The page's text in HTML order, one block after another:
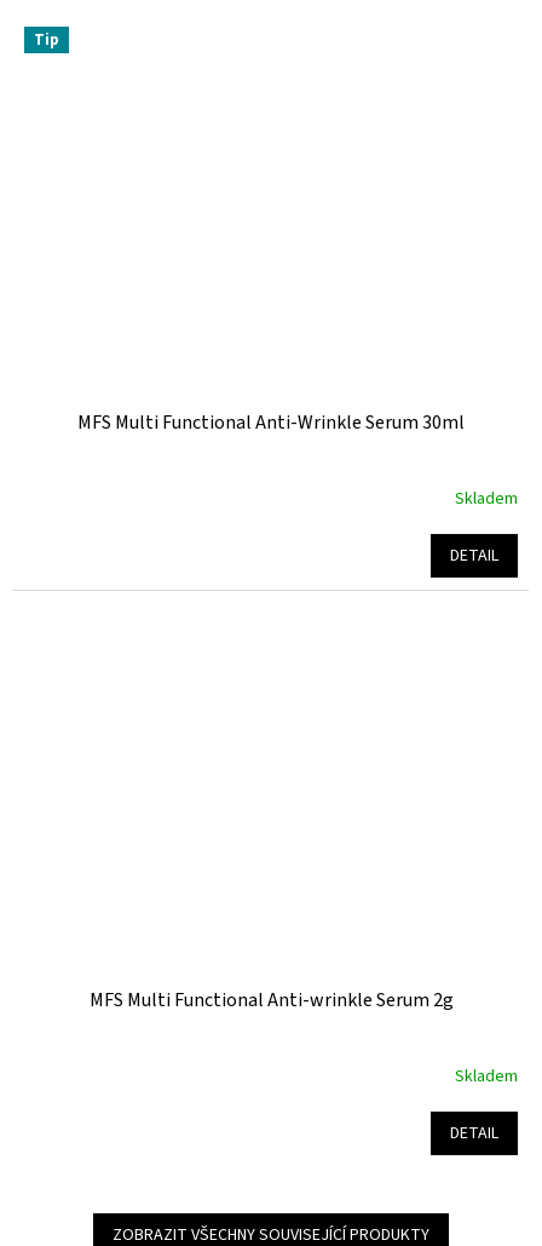
Tip
MFS Multi Functional Anti-Wrinkle Serum 30ml
5,0
Skladem
DETAIL
MFS Multi Functional Anti-wrinkle Serum 2g
Skladem
DETAIL
ZOBRAZIT VŠECHNY SOUVISEJÍCÍ PRODUKTY